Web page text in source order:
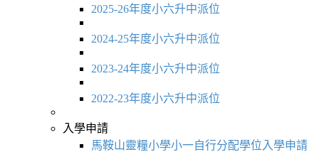
2025-26年度小六升中派位
2024-25年度小六升中派位
2023-24年度小六升中派位
2022-23年度小六升中派位
入學申請
馬鞍山靈糧小學小一自行分配學位入學申請